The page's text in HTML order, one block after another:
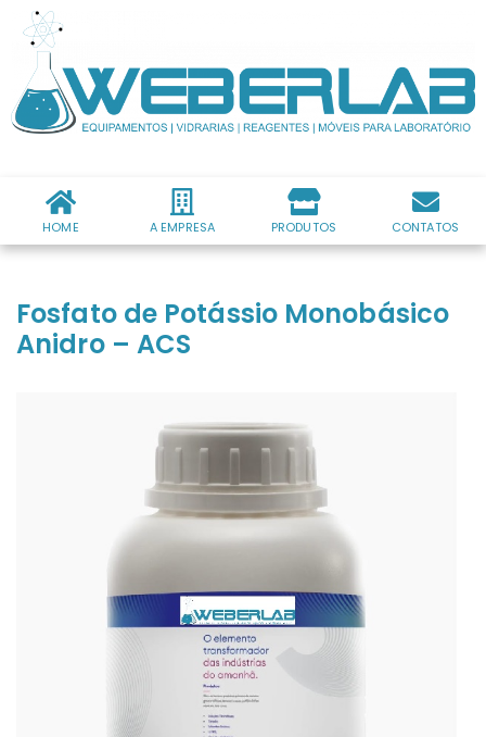
HOME A EMPRESA PRODUTOS CONTATOS
Fosfato de Potássio Monobásico
Anidro – ACS